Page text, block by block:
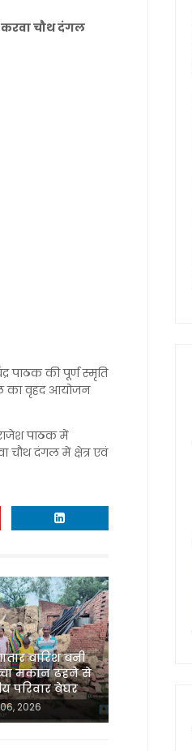
करवा चौथ दंगल
पाठक की पूर्ण स्मृति
का वृहद आयोजन
पाठक में
चौथ दंगल में क्षेत्र एवं
बारिश बनी
मकान ढहने से
परिवार बेघर
2026